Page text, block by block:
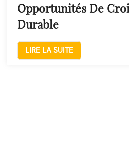
Opportunités De
Durable
LIRE LA SUITE